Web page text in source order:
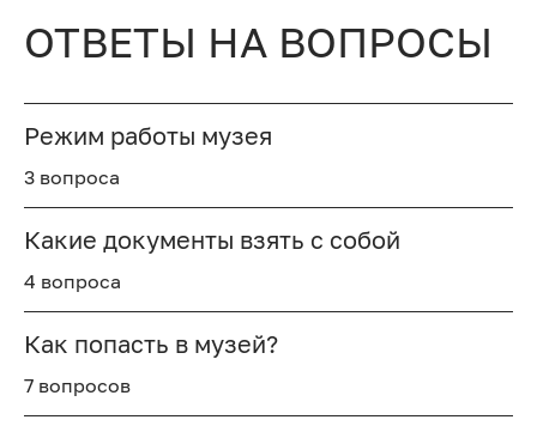
ОТВЕТЫ НА ВОПРОСЫ
Режим работы музея
3 вопроса
Какие документы взять с собой
4 вопроса
Как попасть в музей?
7 вопросов